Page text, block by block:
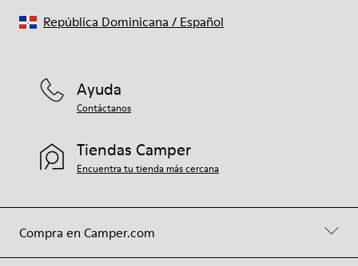
Compra en Camper.com
Ayuda
Contáctanos
Tiendas Camper
Encuentra tu tienda más cercana
República Dominicana / Español